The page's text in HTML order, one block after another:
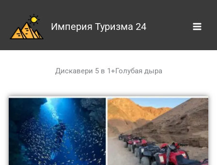
content
Империя Туризма 24
Дискавери 5 в 1+Голубая дыра